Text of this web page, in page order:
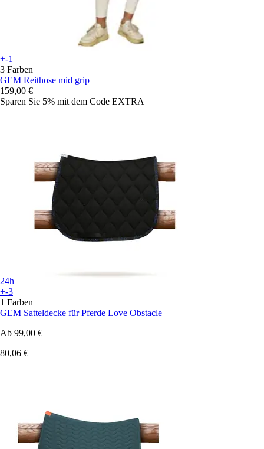
+-1
3 Farben
GEM Reithose mid grip
159,00 €
Sparen Sie 5% mit dem Code EXTRA
24h
+-3
1 Farben
GEM Satteldecke für Pferde Love Obstacle
Ab 99,00 €
80,06 €